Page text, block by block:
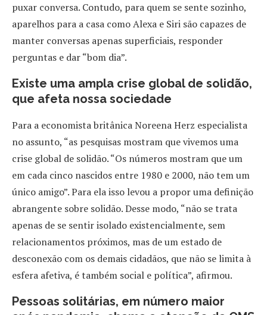
puxar conversa. Contudo, para quem se sente sozinho,
aparelhos para a casa como Alexa e Siri são capazes de
manter conversas apenas superficiais, responder
perguntas e dar “bom dia”.
Existe uma ampla crise global de solidão,
que afeta nossa sociedade
Para a economista britânica Noreena Herz especialista
no assunto, “as pesquisas mostram que vivemos uma
crise global de solidão. “Os números mostram que um
em cada cinco nascidos entre 1980 e 2000, não tem um
único amigo”. Para ela isso levou a propor uma definição
abrangente sobre solidão. Desse modo, “não se trata
apenas de se sentir isolado existencialmente, sem
relacionamentos próximos, mas de um estado de
desconexão com os demais cidadãos, que não se limita à
esfera afetiva, é também social e política”, afirmou.
Pessoas solitárias, em número maior